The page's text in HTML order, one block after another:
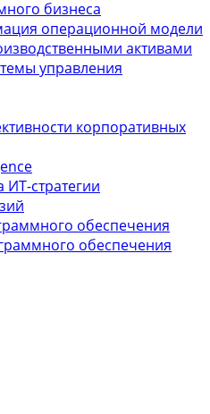
бизнеса
операционной модели
активами
управления
корпоративных
ИТ-стратегии
обеспечения
обеспечения